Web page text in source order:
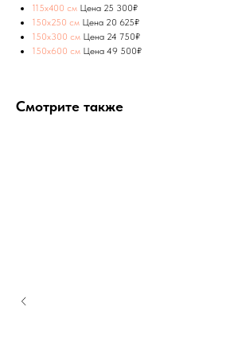
115х400 см Цена 25 300₽
150х250 см Цена 20 625₽
150х300 см Цена 24 750₽
150х600 см Цена 49 500₽
Смотрите также